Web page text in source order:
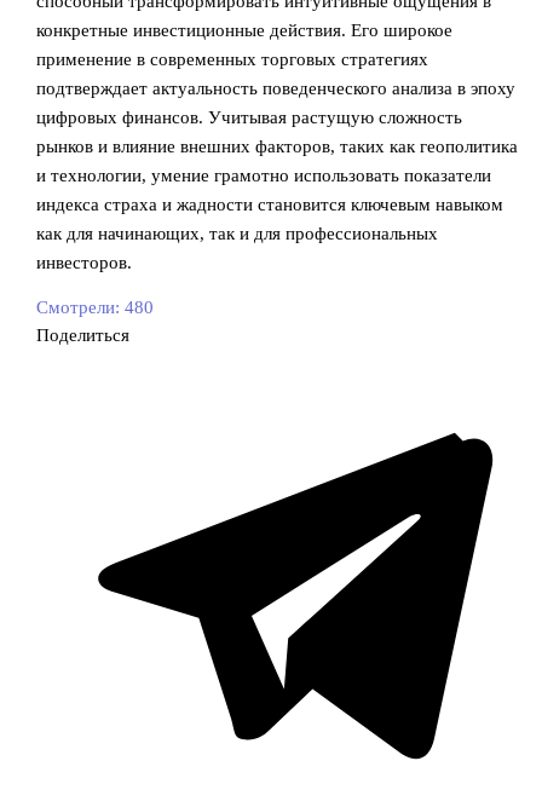
конкретные инвестиционные действия. Его широкое
применение в современных торговых стратегиях
подтверждает актуальность поведенческого анализа в эпоху
цифровых финансов. Учитывая растущую сложность
рынков и влияние внешних факторов, таких как геополитика
и технологии, умение грамотно использовать показатели
индекса страха и жадности становится ключевым навыком
как для начинающих, так и для профессиональных
инвесторов.
Смотрели: 480
Поделиться